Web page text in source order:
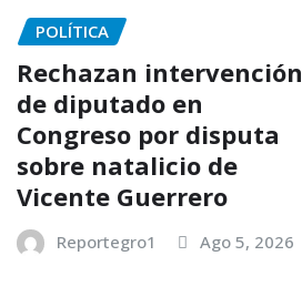
POLÍTICA
Rechazan intervención
de diputado en
Congreso por disputa
sobre natalicio de
Vicente Guerrero
Reportegro1 Ago 5, 2026